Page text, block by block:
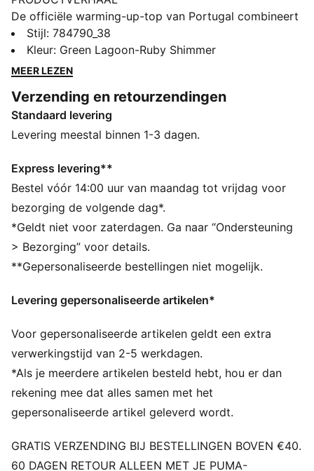
De officiële warming-up-top van Portugal combineert
de legendarische stijl van de club met een
prestatiegericht ontwerp. Of je je nu voorbereidt op
de wedstrijd of je loyaliteit toont in het dagelijks
idolen) laten zien.
ALLE INS EN OUTS
VOCHTBEHEERSING: Technische dryCELL-materialen
comfortabel blijft
Gemaakt van 100% gerecycled materiaal, met
uitzondering van biezen en decoraties.
DETAILS
Pasvorm: Slank
Type hoofdmateriaal: Tricot
Hals: Ronde hals
Branding van de club en van PUMA
Stijl: 784790_38
Kleur: Green Lagoon-Ruby Shimmer
MEER LEZEN
Verzending en retourzendingen
Standaard levering
Levering meestal binnen 1-3 dagen.
Express levering**
Bestel vóór 14:00 uur van maandag tot vrijdag voor
bezorging de volgende dag*.
*Geldt niet voor zaterdagen. Ga naar “Ondersteuning
> Bezorging” voor details.
**Gepersonaliseerde bestellingen niet mogelijk.
Levering gepersonaliseerde artikelen*
Voor gepersonaliseerde artikelen geldt een extra
verwerkingstijd van 2-5 werkdagen.
*Als je meerdere artikelen besteld hebt, hou er dan
rekening mee dat alles samen met het
gepersonaliseerde artikel geleverd wordt.
GRATIS VERZENDING BIJ BESTELLINGEN BOVEN €40.
60 DAGEN RETOUR ALLEEN MET JE PUMA-